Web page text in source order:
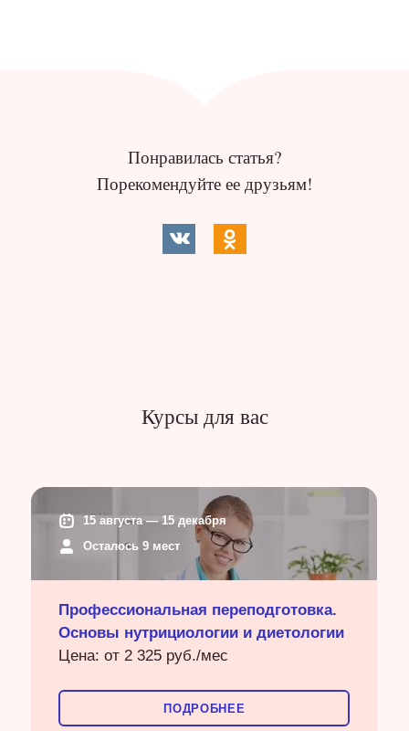
Понравилась статья?
Порекомендуйте ее друзьям!
Курсы для вас
15 августа — 15 декабря
Осталось 9 мест
Профессиональная переподготовка.
Основы нутрициологии и диетологии
Цена: от 2 325 руб./мес
ПОДРОБНЕЕ